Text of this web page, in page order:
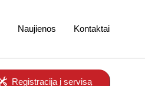
Naujienos Kontaktai
Registracija į servisą